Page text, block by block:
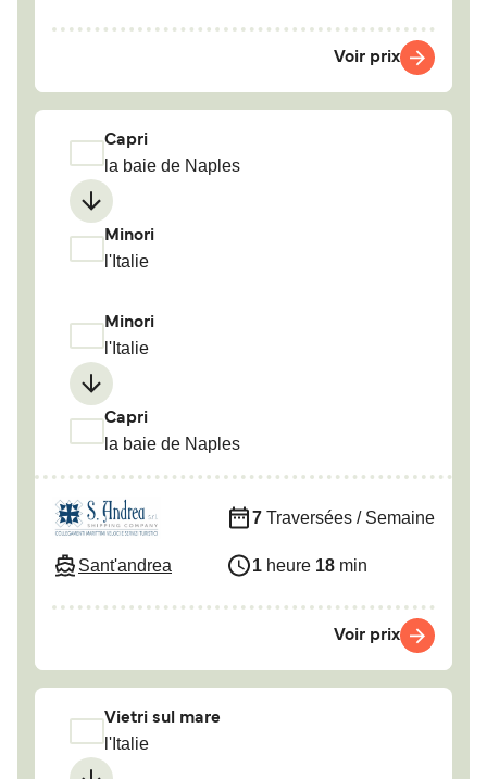
Voir prix
Capri
la baie de Naples
Minori
l'Italie
Minori
l'Italie
Capri
la baie de Naples
Sant'andrea
7 Traversées / Semaine
1 heure 18 min
Voir prix
Vietri sul mare
l'Italie